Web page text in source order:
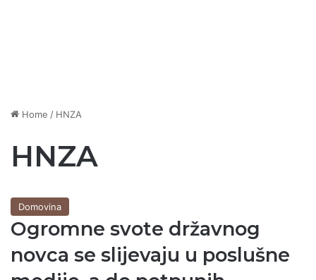
Home / HNZA
HNZA
Domovina
Ogromne svote državnog
novca se slijevaju u poslušne